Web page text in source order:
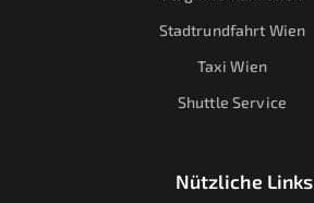
Stadtrundfahrt Wien
Taxi Wien
Shuttle Service
Nützliche Links